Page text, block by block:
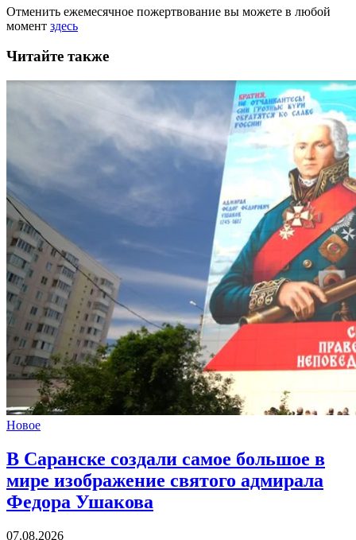
Отменить ежемесячное пожертвование вы можете в любой
момент здесь
Читайте также
Новое
В Саранске создали самое большое в
мире изображение святого адмирала
Федора Ушакова
07.08.2026